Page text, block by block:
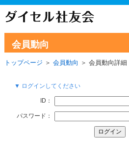
会員動向
トップページ ＞ 会員動向 ＞ 会員動向詳細
▼ ログインしてください
ID：
パスワード：